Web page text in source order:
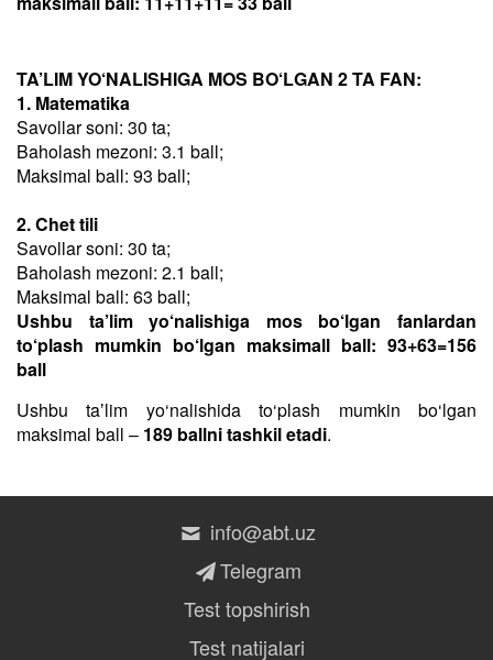
TA’LIM YO‘NALISHIGA MOS BO‘LGAN 2 TA FAN:
1. Matematika
Savollar soni: 30 ta;
Baholash mezoni: 3.1 ball;
Maksimal ball: 93 ball;
2. Chet tili
Savollar soni: 30 ta;
Baholash mezoni: 2.1 ball;
Maksimal ball: 63 ball;
Ushbu ta’lim yo‘nalishiga mos bo‘lgan fanlardan
to‘plash mumkin bo‘lgan maksimall ball: 93+63=156
ball
Ushbu taʼlim yo‘nalishida to‘plash mumkin bo‘lgan
maksimal ball – 189 ballni tashkil etadi.
info@abt.uz
Telegram
Test topshirish
Test natijalari